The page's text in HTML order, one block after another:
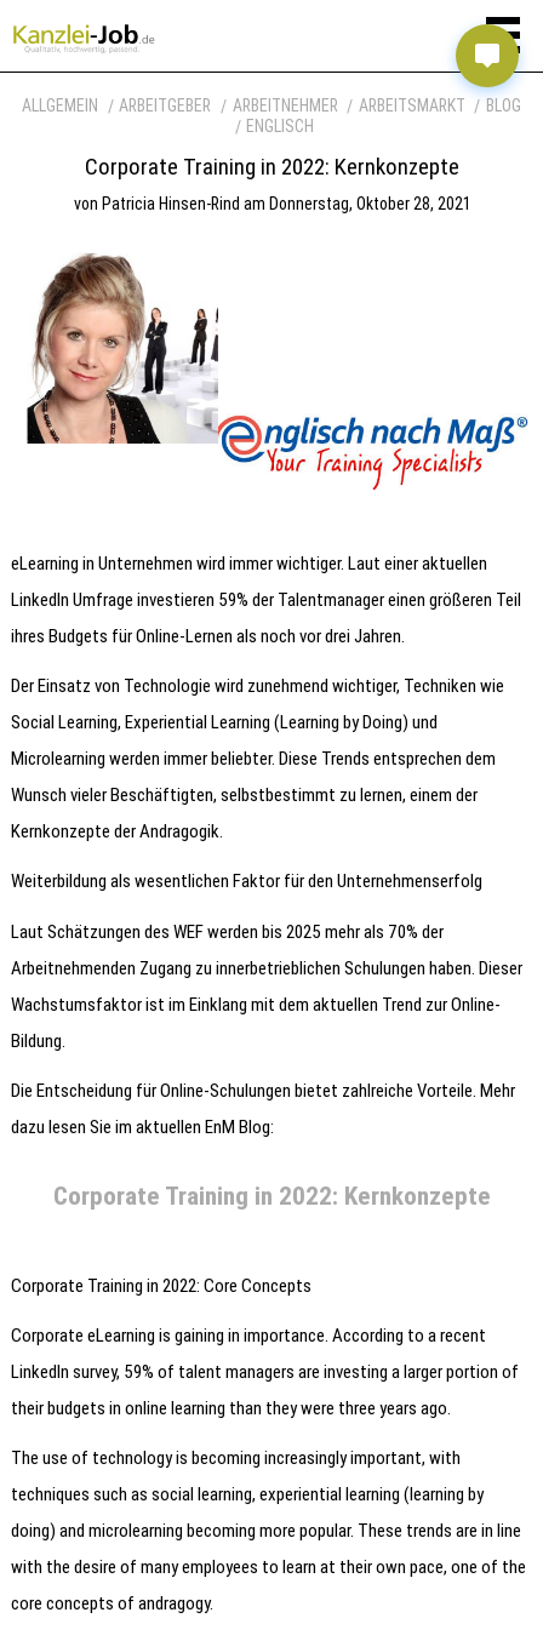
ALLGEMEIN ARBEITGEBER ARBEITNEHMER ARBEITSMARKT
BLOG
ENGLISCH
Corporate Training in 2022: Kernkonzepte
von Patricia Hinsen-Rind am Donnerstag, Oktober 28, 2021
eLearning in Unternehmen wird immer wichtiger. Laut einer aktuellen
LinkedIn Umfrage investieren 59% der Talentmanager einen größeren Teil
ihres Budgets für Online-Lernen als noch vor drei Jahren.
Der Einsatz von Technologie wird zunehmend wichtiger, Techniken wie
Social Learning, Experiential Learning (Learning by Doing) und
Microlearning werden immer beliebter. Diese Trends entsprechen dem
Wunsch vieler Beschäftigten, selbstbestimmt zu lernen, einem der
Kernkonzepte der Andragogik.
Weiterbildung als wesentlichen Faktor für den Unternehmenserfolg
Laut Schätzungen des WEF werden bis 2025 mehr als 70% der
Arbeitnehmenden Zugang zu innerbetrieblichen Schulungen haben. Dieser
Wachstumsfaktor ist im Einklang mit dem aktuellen Trend zur Online-
Bildung.
Die Entscheidung für Online-Schulungen bietet zahlreiche Vorteile. Mehr
dazu lesen Sie im aktuellen EnM Blog:
Corporate Training in 2022: Kernkonzepte
Corporate Training in 2022: Core Concepts
Corporate eLearning is gaining in importance. According to a recent
LinkedIn survey, 59% of talent managers are investing a larger portion of
their budgets in online learning than they were three years ago.
The use of technology is becoming increasingly important, with
techniques such as social learning, experiential learning (learning by
doing) and microlearning becoming more popular. These trends are in line
with the desire of many employees to learn at their own pace, one of the
core concepts of andragogy.